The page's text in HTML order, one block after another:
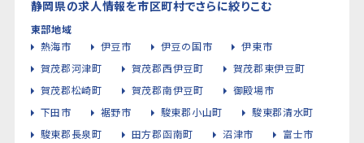
静岡県の求人情報を市区町村でさらに絞りこむ
東部地域
熱海市
伊豆市 伊豆の国市
伊東市
賀茂郡河津町
賀茂郡西伊豆町
賀茂郡東伊豆町
賀茂郡松崎町
賀茂郡南伊豆町
御殿場市
下田市
裾野市 駿東郡小山町
駿東郡清水町
駿東郡長泉町
田方郡函南町 沼津市
富士市